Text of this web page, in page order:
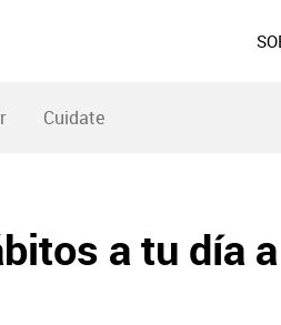
Cuidate
a tu día